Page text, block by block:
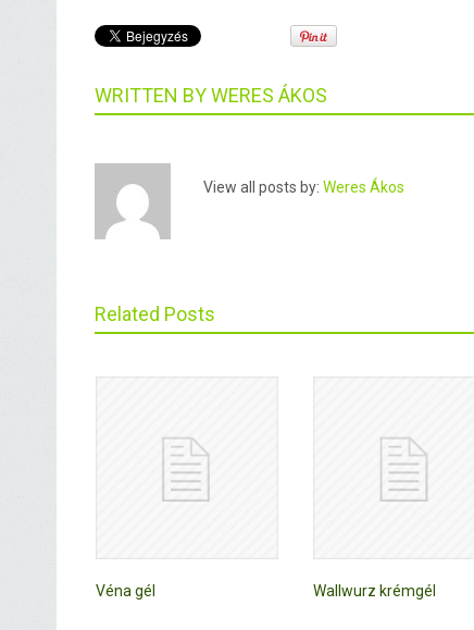
WRITTEN BYWERES ÁKOS
View all posts by: Weres Ákos
Related Posts
Véna gél Wallwurz krémgél